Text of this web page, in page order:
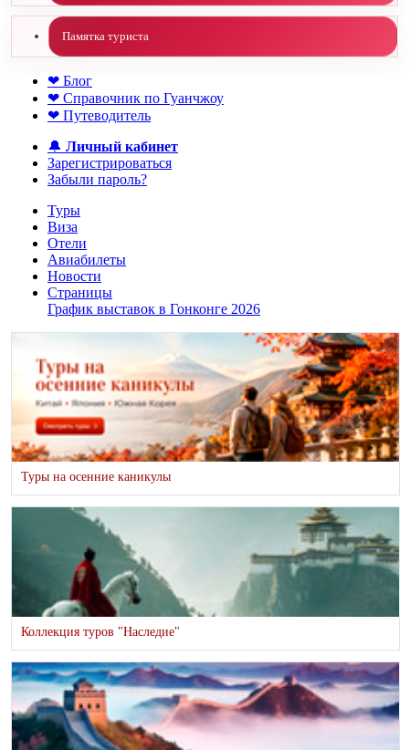
Памятка туриста
❤ Блог
❤ Справочник по Гуанчжоу
❤ Путеводитель
🔔 Личный кабинет
Зарегистрироваться
Забыли пароль?
Туры
Виза
Отели
Авиабилеты
Новости
Страницы
График выставок в Гонконге 2026
Туры на осенние каникулы
Коллекция туров "Наследие"